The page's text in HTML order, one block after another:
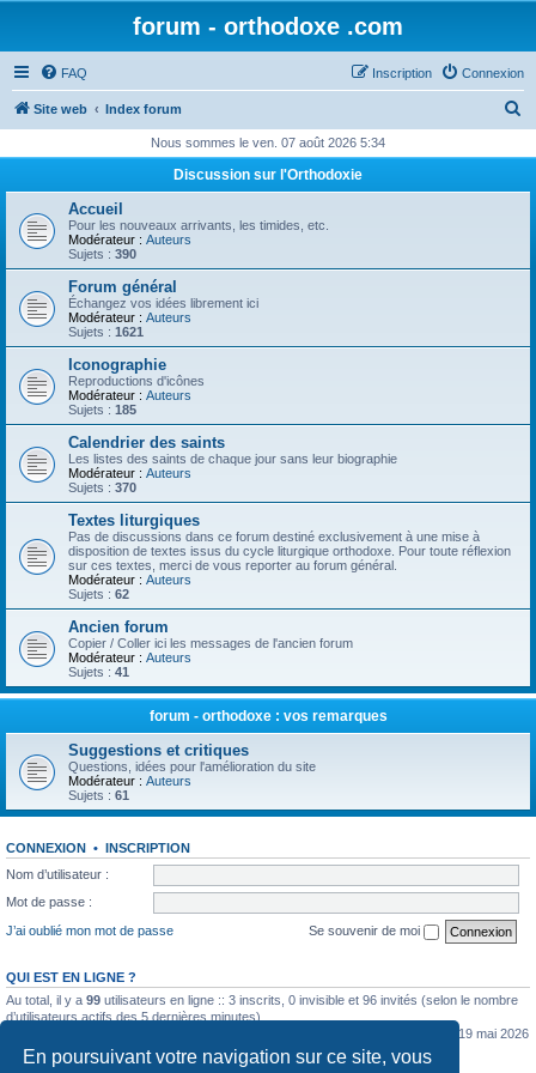
En poursuivant votre navigation sur ce site, vous
forum - orthodoxe .com
FAQ Connexion
Inscription
Site web Index forum
h
Nous sommes le ven. 07 août 2026 5:34
Discussion sur l'Orthodoxie
Accueil
Pour les nouveaux arrivants, les timides, etc.
Modérateur : Auteurs
Sujets : 390
Forum général
Échangez vos idées librement ici
Modérateur : Auteurs
Sujets : 1621
Iconographie
Reproductions d'icônes
Modérateur : Auteurs
Sujets : 185
Calendrier des saints
Les listes des saints de chaque jour sans leur biographie
Modérateur : Auteurs
Sujets : 370
Textes liturgiques
Pas de discussions dans ce forum destiné exclusivement à une mise à
disposition de textes issus du cycle liturgique orthodoxe. Pour toute réflexion
sur ces textes, merci de vous reporter au forum général.
Modérateur : Auteurs
Sujets : 62
Ancien forum
Copier / Coller ici les messages de l'ancien forum
Modérateur : Auteurs
Sujets : 41
forum - orthodoxe : vos remarques
Suggestions et critiques
Questions, idées pour l'amélioration du site
Modérateur : Auteurs
Sujets : 61
CONNEXION • INSCRIPTION
Nom d’utilisateur :
Mot de passe :
J’ai oublié mon mot de passe
Se souvenir de moi
QUI EST EN LIGNE ?
Au total, il y a 99 utilisateurs en ligne :: 3 inscrits, 0 invisible et 96 invités (selon le nombre
d’utilisateurs actifs des 5 dernières minutes)
le mar. 19 mai 2026
0:07